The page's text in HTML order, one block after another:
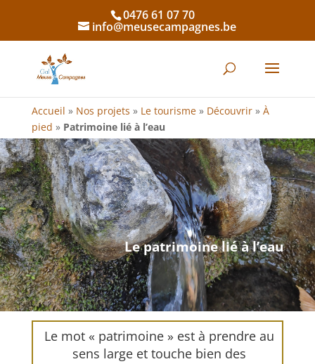
0476 61 07 70
info@meusecampagnes.be
Accueil » Nos projets » Le tourisme» Découvrir» À
pied » Patrimoine lié à l’eau
Le patrimoine lié à l’eau
Le mot « patrimoine » est à prendre au
sens large et touche bien des